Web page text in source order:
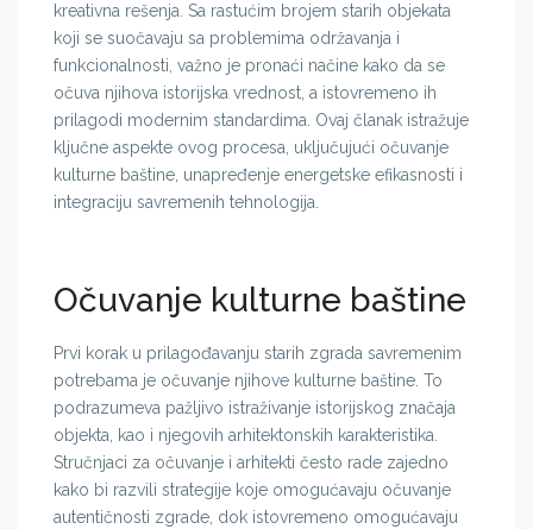
kreativna rešenja. Sa rastućim brojem starih objekata
koji se suočavaju sa problemima održavanja i
funkcionalnosti, važno je pronaći načine kako da se
očuva njihova istorijska vrednost, a istovremeno ih
prilagodi modernim standardima. Ovaj članak istražuje
ključne aspekte ovog procesa, uključujući očuvanje
kulturne baštine, unapređenje energetske efikasnosti i
integraciju savremenih tehnologija.
Očuvanje kulturne baštine
Prvi korak u prilagođavanju starih zgrada savremenim
potrebama je očuvanje njihove kulturne baštine. To
podrazumeva pažljivo istraživanje istorijskog značaja
objekta, kao i njegovih arhitektonskih karakteristika.
Stručnjaci za očuvanje i arhitekti često rade zajedno
kako bi razvili strategije koje omogućavaju očuvanje
autentičnosti zgrade, dok istovremeno omogućavaju